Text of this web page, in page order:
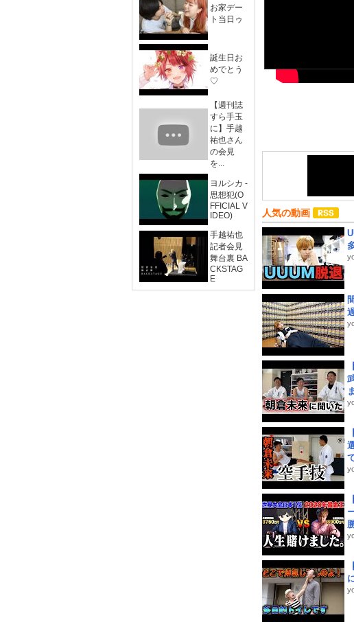
お家デー
ト当日ゥ
誕生日お
めでとう
♡
【週刊誌
すら手玉
に】手越
祐也さん
の会見
を...
ヨルシカ -
思想犯(O
FFICIAL V
IDEO)
手越祐也
記者会見
舞台裏 BA
CKSTAG
E
人気の動画